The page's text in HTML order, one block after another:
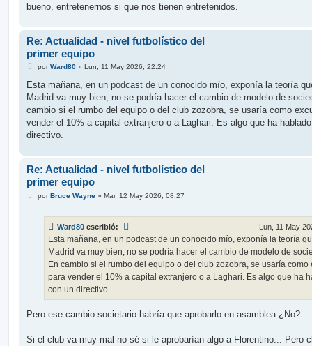
bueno, entretenernos si que nos tienen entretenidos.
Re: Actualidad - nivel futbolístico del
primer equipo
M
n
a
j
porWard80» Lun, 11 May 2026, 22:24
Esta mañana, en un podcast de un conocido mío, exponía la teoría
Madrid va muy bien, no se podría hacer el cambio de modelo de
cambio si el rumbo del equipo o del club zozobra, se usaría como
vender el 10% a capital extranjero o a Laghari. Es algo que ha
directivo.
Re: Actualidad - nivel futbolístico del
primer equipo
MporBruce Wayne» Mar, 12 May 2026, 08:27
Ward80 escribió: Lun, 11 May
Esta mañana, en un podcast de un conocido mío, exponía la teoría
Madrid va muy bien, no se podría hacer el cambio de modelo de
En cambio si el rumbo del equipo o del club zozobra, se usaría como
para vender el 10% a capital extranjero o a Laghari. Es algo que ha
con un directivo.
Pero ese cambio societario habría que aprobarlo en asamblea ¿No?
Si el club va muy mal no sé si le aprobarían algo a Florentino... Pero